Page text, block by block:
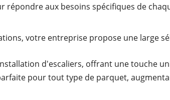
répondre aux besoins spécifiques de
votre entreprise propose une large
d'escaliers, offrant une touche
pour tout type de parquet,